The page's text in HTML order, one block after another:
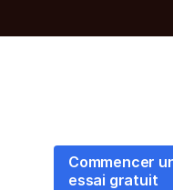
Commencer
essai gratuit